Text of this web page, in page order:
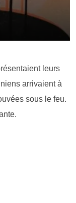
leurs
arrivaient à
sous le feu.